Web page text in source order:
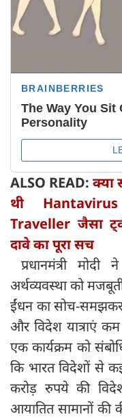
ALSO READ:क्या
थी
Traveller जैसा
दावे का पूरा सच
प्रधानमंत्री
अर्थव्यवस्था को
ईंधन का सोच-
और विदेश यात्राएं
एक कार्यक्रम को
कि भारत विदेशों से
करोड़ रुपये की
आयातित सामानों की